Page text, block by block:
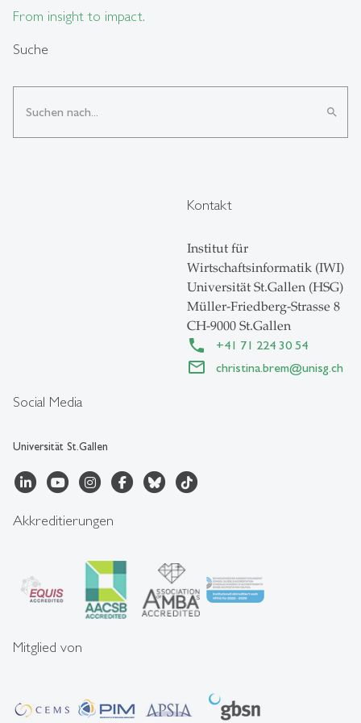
From insight to impact.
Suche
search
Social Media
Universität St.Gallen
Kontakt
Institut für
Wirtschaftsinformatik (IWI)
Universität St.Gallen (HSG)
Müller-Friedberg-Strasse 8
CH-9000 St.Gallen
+41 71 224 30 54
christina.brem@unisg.ch
Akkreditierungen
Mitglied von